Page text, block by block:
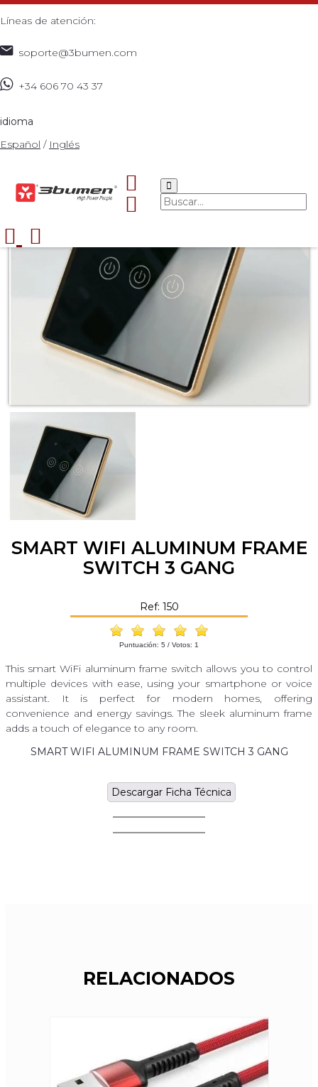
Líneas de atención:
soporte@3bumen.com
+34 606 70 43 37
idioma
Español / Inglés
ALUMINUM FRAME SWITCH 3 GANG
SMART WIFI ALUMINUM FRAME
SWITCH 3 GANG
Ref: 150
Puntuación: 5 / Votos: 1
This smart WiFi aluminum frame switch allows you to control
multiple devices with ease, using your smartphone or voice
assistant. It is perfect for modern homes, offering
convenience and energy savings. The sleek aluminum frame
adds a touch of elegance to any room.
SMART WIFI ALUMINUM FRAME SWITCH 3 GANG
Descargar Ficha Técnica
RELACIONADOS